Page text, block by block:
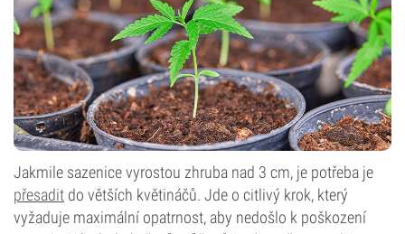
Jakmile sazenice vyrostou zhruba nad 3 cm, je potřeba je
přesadit do větších květináčů. Jde o citlivý krok, který
vyžaduje maximální opatrnost, aby nedošlo k poškození